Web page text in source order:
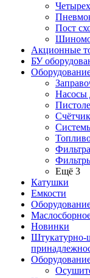
Пост
Акционные
БУ
Насосы
Ещё 3
Катушки
Емкости
Новинки
Штукатурно-